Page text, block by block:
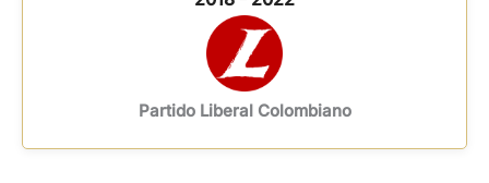
Partido Liberal Colombiano